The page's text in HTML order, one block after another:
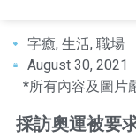
字癒, 生活, 職場
August 30, 2021
*所有內容及圖片
採訪奧運被要